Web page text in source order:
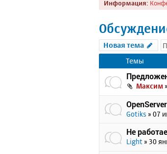
к
Информация:
Новая тема
Темы
Максим»
Gotiks » 07
Не
Light » 30